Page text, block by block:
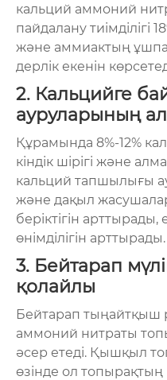
кальций аммоний
пайдалану тиімділігі
және аммиактың
дерлік екенін
2. Кальцийге
ауруларының
Құрамында 8%-12%
кіндік шірігі және
кальций тапшылығы
және дақыл
беріктігін
өнімділігін арттырады.
3. Бейтарап
қолайлы
Бейтарап тыңайтқыш
аммоний нитраты
әсер етеді. Қышқыл
өзінде ол